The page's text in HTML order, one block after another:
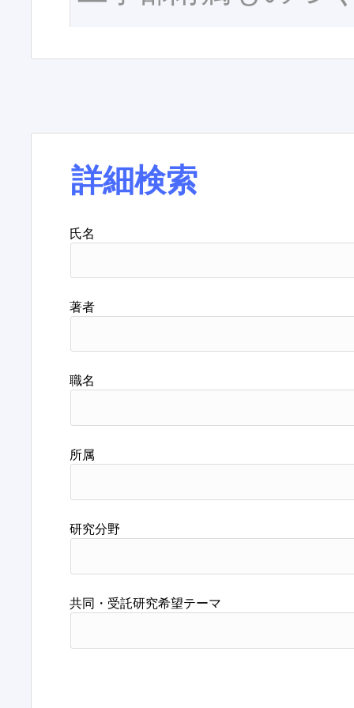
詳細検索
氏名
著者
職名
所属
研究分野
共同・受託研究希望テーマ